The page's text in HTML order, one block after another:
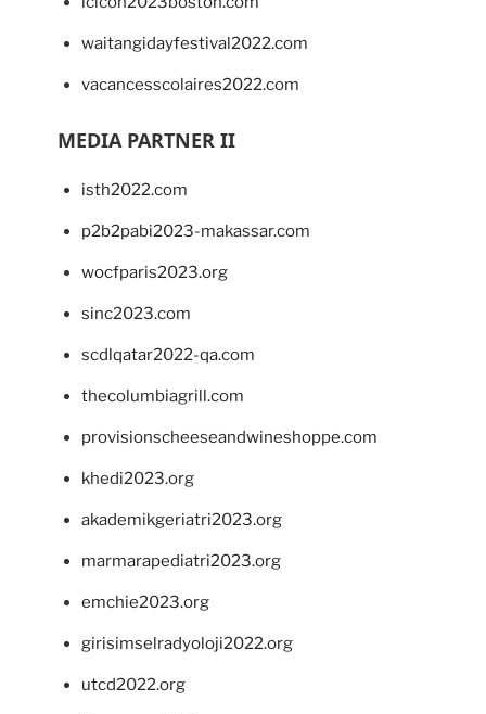
waitangidayfestival2022.com
vacancesscolaires2022.com
MEDIA PARTNER II
isth2022.com
p2b2pabi2023-makassar.com
wocfparis2023.org
sinc2023.com
scdlqatar2022-qa.com
thecolumbiagrill.com
provisionscheeseandwineshoppe.com
khedi2023.org
akademikgeriatri2023.org
marmarapediatri2023.org
emchie2023.org
girisimselradyoloji2022.org
utcd2022.org